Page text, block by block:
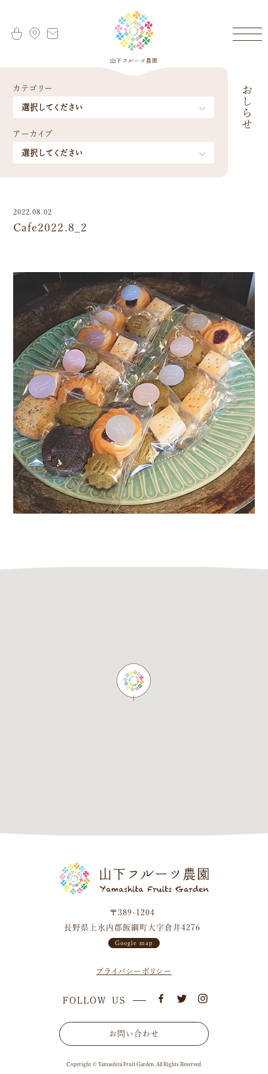
おしらせ
カテゴリー
アーカイブ
2022.08.02
Cafe2022.8_2
〒389-1204
長野県上水内郡飯綱町大字倉井4276
Google map
プライバシーポリシー
お問い合わせ
Copyright © Yamashita Fruit Garden. All Rights Reserved.